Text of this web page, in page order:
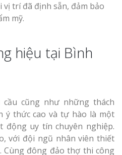
trí đã định sẵn, đảm bảo
mỹ.
hiệu tại Bình
cầu cũng như những thách
ý thức cao và tự hào là một
uy tín chuyên nghiệp.
với đội ngũ nhân viên thiết
Cùng đông đảo thợ thi công